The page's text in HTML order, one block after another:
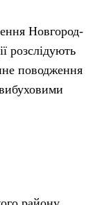
Новгород-
розслідують
поводження